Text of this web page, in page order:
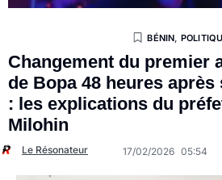
BÉNIN
Changement du premier
de Bopa 48 heures
: les explications du
Milohin
Le Résonateur 17/02/2026 05:54